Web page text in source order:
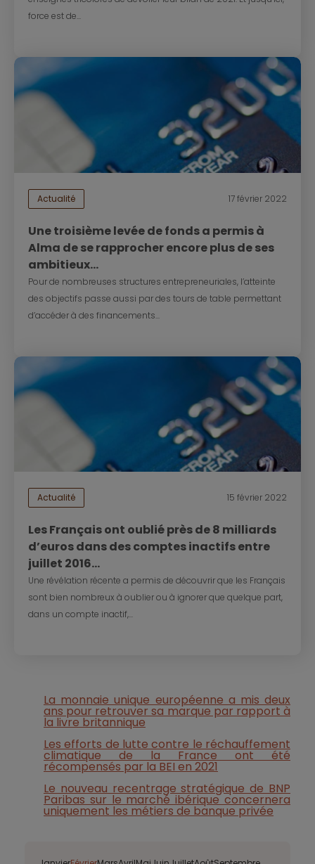
force est de...
Actualité 17 février 2022
Une troisième levée de fonds a permis à
Alma de se rapprocher encore plus de ses
ambitieux...
Pour de nombreuses structures entrepreneuriales, l’atteinte
des objectifs passe aussi par des tours de table permettant
d’accéder à des financements...
Actualité 15 février 2022
Les Français ont oublié près de 8 milliards
d’euros dans des comptes inactifs entre
juillet 2016...
Une révélation récente a permis de découvrir que les Français
sont bien nombreux à oublier ou à ignorer que quelque part,
dans un compte inactif,...
La monnaie unique européenne a mis deux
ans pour retrouver sa marque par rapport à
la livre britannique
Les efforts de lutte contre le réchauffement
climatique de la France ont été
récompensés par la BEI en 2021
Le nouveau recentrage stratégique de BNP
Paribas sur le marché ibérique concernera
uniquement les métiers de banque privée